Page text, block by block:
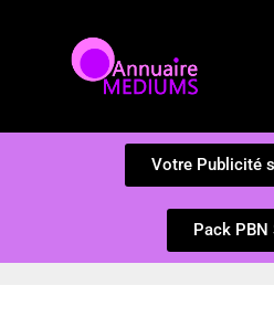
Votre Publicité
Pack PBN